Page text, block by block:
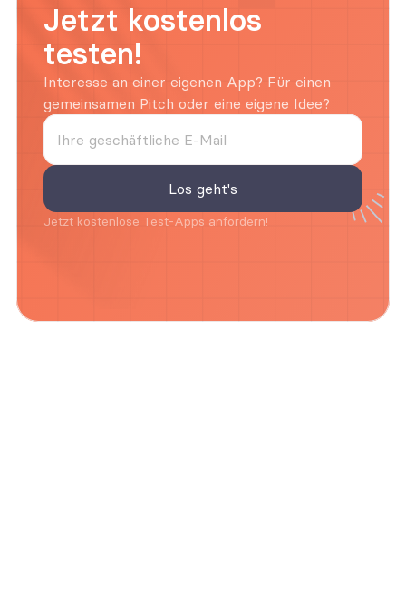
Jetzt kostenlos
testen!
Interesse an einer eigenen App? Für einen
gemeinsamen Pitch oder eine eigene Idee?
Jetzt kostenlose Test-Apps anfordern!